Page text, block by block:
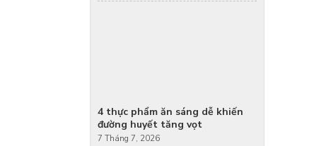
4 thực phẩm ăn sáng dễ khiến
đường huyết tăng vọt
7 Tháng 7, 2026